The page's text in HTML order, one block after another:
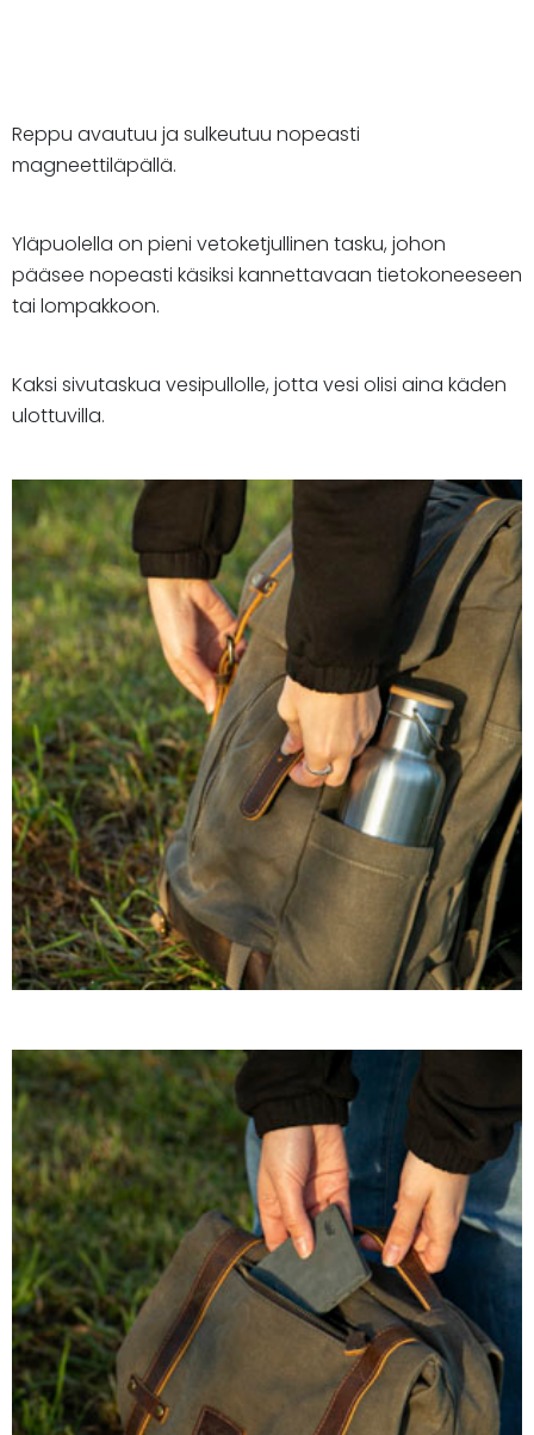
Reppu avautuu ja sulkeutuu nopeasti
magneettiläpällä.
Yläpuolella on pieni vetoketjullinen tasku, johon
pääsee nopeasti käsiksi kannettavaan tietokoneeseen
tai lompakkoon.
Kaksi sivutaskua vesipullolle, jotta vesi olisi aina käden
ulottuvilla.